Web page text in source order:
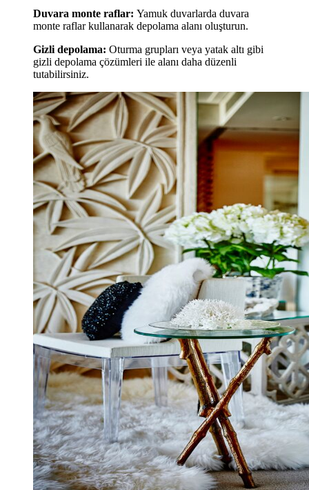
Duvara monte raflar: Yamuk duvarlarda duvara
monte raflar kullanarak depolama alanı oluşturun.
Gizli depolama: Oturma grupları veya yatak altı gibi
gizli depolama çözümleri ile alanı daha düzenli
tutabilirsiniz.